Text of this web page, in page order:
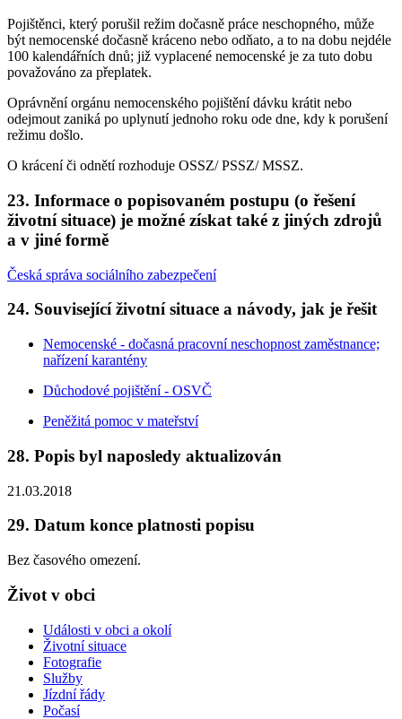
Pojištěnci, který porušil režim dočasně práce neschopného, může
být nemocenské dočasně kráceno nebo odňato, a to na dobu nejdéle
100 kalendářních dnů; již vyplacené nemocenské je za tuto dobu
považováno za přeplatek.
Oprávnění orgánu nemocenského pojištění dávku krátit nebo
odejmout zaniká po uplynutí jednoho roku ode dne, kdy k porušení
režimu došlo.
O krácení či odnětí rozhoduje OSSZ/ PSSZ/ MSSZ.
23. Informace o popisovaném postupu (o řešení
životní situace) je možné získat také z jiných zdrojů
a v jiné formě
Česká správa sociálního zabezpečení
24. Související životní situace a návody, jak je řešit
Nemocenské - dočasná pracovní neschopnost zaměstnance;
nařízení karantény
Důchodové pojištění - OSVČ
Peněžitá pomoc v mateřství
28. Popis byl naposledy aktualizován
21.03.2018
29. Datum konce platnosti popisu
Bez časového omezení.
Život v obci
Události v obci a okolí
Životní situace
Fotografie
Služby
Jízdní řády
Počasí